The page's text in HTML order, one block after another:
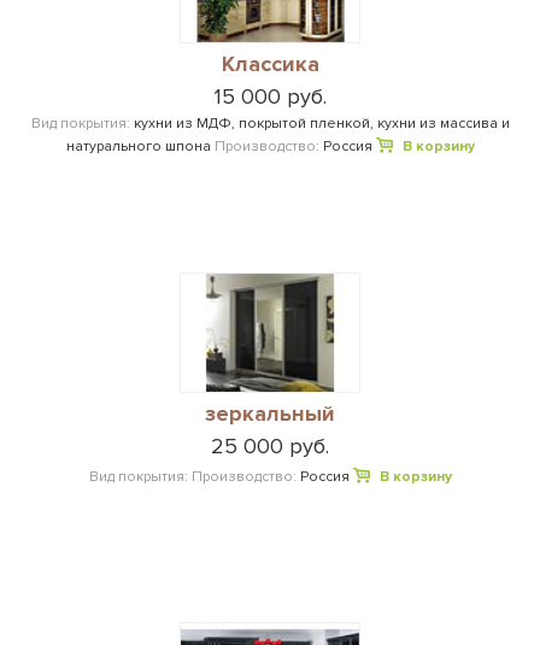
Классика
15 000 руб.
Вид покрытия: кухни из МДФ, покрытой пленкой, кухни из массива и
натурального шпона Производство: Россия В корзину
зеркальный
25 000 руб.
Вид покрытия: Производство: Россия В корзину